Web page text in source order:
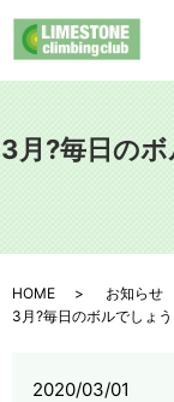
3月?毎日の
HOME
お知らせ
3月?毎日のボルでしょう
2020/03/01